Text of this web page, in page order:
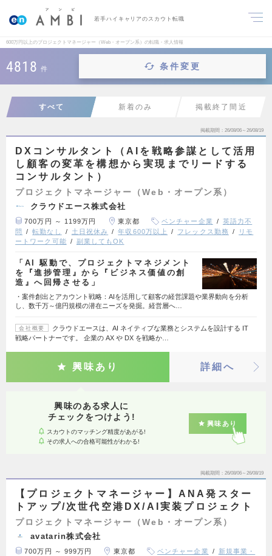
若手ハイキャリアのスカウト転職
600万円以上のプロジェクトマネージャー（Web・オープン系）の転職・求人情報
4818 件 条件変更
すべて 新着のみ 掲載終了間近
掲載期間 26/08/06～26/08/19
DXコンサルタント（AIを戦略参謀として活用
し顧客の変革を構想から実現までリードする
コンサルタント）
プロジェクトマネージャー（Web・オープン系）
クラウドエース株式会社
700万円 ～ 1199万円 東京都 ベンチャー企業
英語力不
問
転勤なし 土日祝休み 年収600万以上 フレックス勤務
リモ
ートワーク可能
副業してもOK
「AI 駆動で、プロジェクトマネジメント
を『進捗管理』から『ビジネス価値の創
造』へ回帰させる」
・案件創出とアカウント戦略：AIを活用して顧客の経営課題や業界動向を分析
し、数千万～億円規模の潜在ニーズを発掘。経営層へ…
会社概要
クラウドエースは、AI ネイティブな業務とシステムを設計する IT
戦略パートナーです。 企業の AX や DX を戦略か…
興味あり 詳細へ
興味のある求人に
チェックをつけよう!
スカウトのマッチング精度があがる!
その求人への合格可能性がわかる!
興味あり
掲載期間 26/08/06～26/08/19
【プロジェクトマネージャー】ANA発スター
トアップ/次世代空港DX/AI実装プロジェクト
プロジェクトマネージャー（Web・オープン系）
avatarin株式会社
700万円 ～ 999万円 東京都 ベンチャー企業
新規事業・